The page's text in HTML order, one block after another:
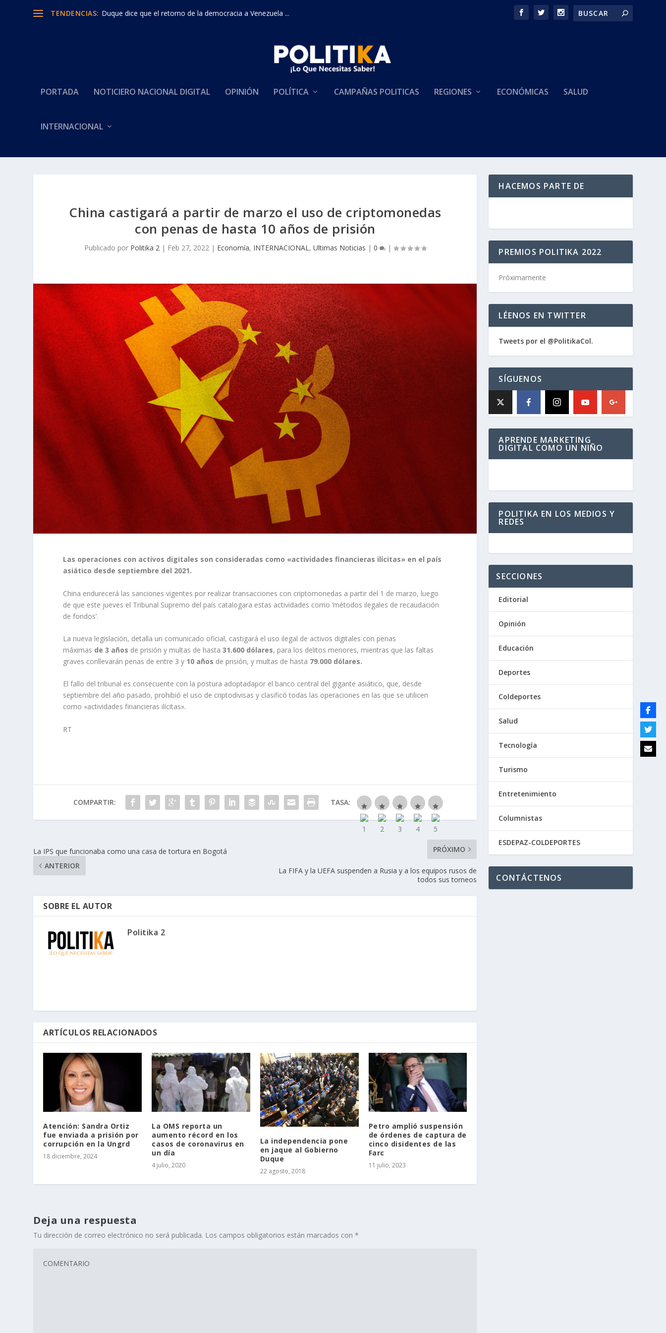
TENDENCIAS: Duque dice que el retorno de la democracia a Venezuela ...
PORTADA NOTICIERO NACIONAL DIGITAL OPINIÓN POLÍTICA CAMPAÑAS POLITICAS REGIONES ECONÓMICAS SALUD
INTERNACIONAL
China castigará a partir de marzo el uso de criptomonedas
con penas de hasta 10 años de prisión
Publicado por Politika 2| Feb 27, 2022| Economía, INTERNACIONAL, Ultimas Noticias | 0 |
Las operaciones con activos digitales son consideradas como «actividades financieras ilícitas» en el país
asiático desde septiembre del 2021.
China endurecerá las sanciones vigentes por realizar transacciones con criptomonedas a partir del 1 de marzo, luego
de que este jueves el Tribunal Supremo del país catalogara estas actividades como ‘métodos ilegales de recaudación
de fondos’.
La nueva legislación, detalla un comunicado oficial, castigará el uso ilegal de activos digitales con penas
máximas de 3 años de prisión y multas de hasta31.600 dólares, para los delitos menores, mientras que las faltas
graves conllevarán penas de entre 3 y 10 años de prisión, y multas de hasta 79.000 dólares.
El fallo del tribunal es consecuente con la postura adoptadapor el banco central del gigante asiático, que, desde
septiembre del año pasado, prohibió el uso de criptodivisas y clasificó todas las operaciones en las que se utilicen
como «actividades financieras ilícitas».
RT
COMPARTIR: TASA:
La IPS que funcionaba como una casa de tortura en Bogotá
ANTERIOR
PRÓXIMO
La FIFA y la UEFA suspenden a Rusia y a los equipos rusos de
todos sus torneos
SOBRE EL AUTOR
Politika 2
ARTÍCULOS RELACIONADOS
Atención: Sandra Ortiz
fue enviada a prisión por
corrupción en la Ungrd
18 diciembre, 2024
La OMS reporta un
aumento récord en los
casos de coronavirus en
un día
4 julio, 2020
La independencia pone
en jaque al Gobierno
Duque
22 agosto, 2018
Petro amplió suspensión
de órdenes de captura de
cinco disidentes de las
Farc
11 julio, 2023
Deja una respuesta
Tu dirección de correo electrónico no será publicada. Los campos obligatorios están marcados con*
HACEMOS PARTE DE
PREMIOS POLITIKA 2022
Próximamente
LÉENOS EN TWITTER
Tweets por el @PolitikaCol.
SÍGUENOS
APRENDE MARKETING
DIGITAL COMO UN NIÑO
POLITIKA EN LOS MEDIOS Y
REDES
SECCIONES
Editorial
Opinión
Educación
Deportes
Coldeportes
Salud
Tecnología
Turismo
Entretenimiento
Columnistas
ESDEPAZ-COLDEPORTES
CONTÁCTENOS